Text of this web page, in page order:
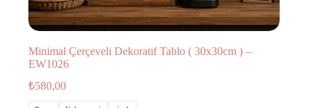
Minimal Çerçeveli Dekoratif Tablo ( 30x30cm ) –
EW1026
₺580,00